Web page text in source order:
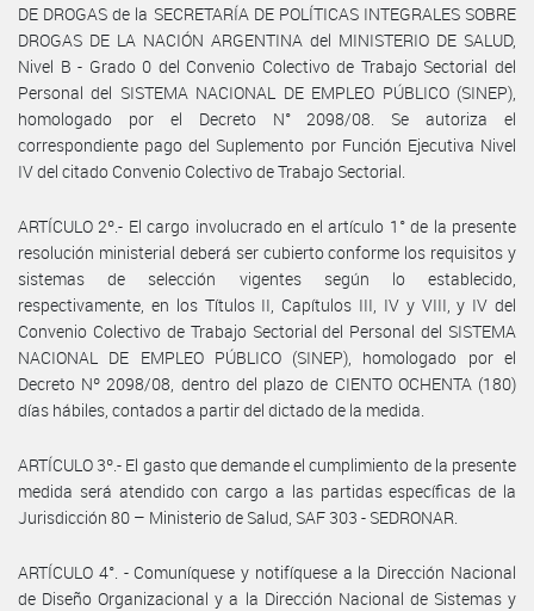
DE DROGAS de la SECRETARÍA DE POLÍTICAS INTEGRALES SOBRE
DROGAS DE LA NACIÓN ARGENTINA del MINISTERIO DE SALUD,
Nivel B - Grado 0 del Convenio Colectivo de Trabajo Sectorial del
Personal del SISTEMA NACIONAL DE EMPLEO PÚBLICO (SINEP),
homologado por el Decreto N° 2098/08. Se autoriza el
correspondiente pago del Suplemento por Función Ejecutiva Nivel
IV del citado Convenio Colectivo de Trabajo Sectorial.
ARTÍCULO 2º.- El cargo involucrado en el artículo 1° de la presente
resolución ministerial deberá ser cubierto conforme los requisitos y
sistemas de selección vigentes según lo establecido,
respectivamente, en los Títulos II, Capítulos III, IV y VIII, y IV del
Convenio Colectivo de Trabajo Sectorial del Personal del SISTEMA
NACIONAL DE EMPLEO PÚBLICO (SINEP), homologado por el
Decreto Nº 2098/08, dentro del plazo de CIENTO OCHENTA (180)
días hábiles, contados a partir del dictado de la medida.
ARTÍCULO 3º.- El gasto que demande el cumplimiento de la presente
medida será atendido con cargo a las partidas específicas de la
Jurisdicción 80 – Ministerio de Salud, SAF 303 - SEDRONAR.
ARTÍCULO 4°. - Comuníquese y notifíquese a la Dirección Nacional
de Diseño Organizacional y a la Dirección Nacional de Sistemas y